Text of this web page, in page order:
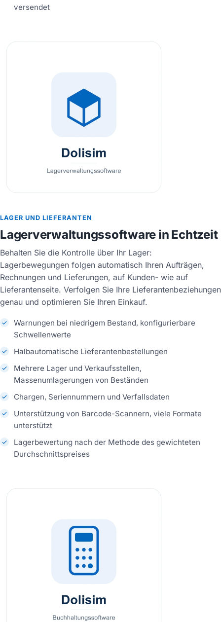
versendet
LAGER UND LIEFERANTEN
Lagerverwaltungssoftware in Echtzeit
Behalten Sie die Kontrolle über Ihr Lager:
Lagerbewegungen folgen automatisch Ihren Aufträgen,
Rechnungen und Lieferungen, auf Kunden- wie auf
Lieferantenseite. Verfolgen Sie Ihre Lieferantenbeziehungen
genau und optimieren Sie Ihren Einkauf.
Warnungen bei niedrigem Bestand, konfigurierbare
Schwellenwerte
Halbautomatische Lieferantenbestellungen
Mehrere Lager und Verkaufsstellen,
Massenumlagerungen von Beständen
Chargen, Seriennummern und Verfallsdaten
Unterstützung von Barcode-Scannern, viele Formate
unterstützt
Lagerbewertung nach der Methode des gewichteten
Durchschnittspreises